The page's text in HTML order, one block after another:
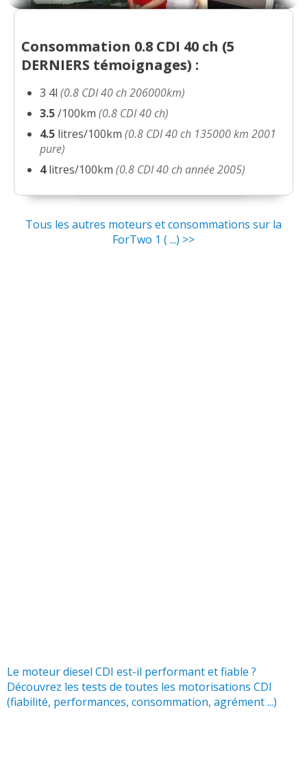
Consommation 0.8 CDI 40 ch (5
DERNIERS témoignages) :
3 4l(0.8 CDI 40 ch 206000km)
3.5/100km(0.8 CDI 40 ch)
4.5 litres/100km(0.8 CDI 40 ch 135000 km 2001
pure)
4litres/100km(0.8 CDI 40 ch année 2005)
Tous les autres moteurs et consommations sur la
ForTwo 1 ( ...) >>
Le moteur diesel CDI est-il performant et fiable ?
Découvrez les tests de toutes les motorisations CDI
(fiabilité, performances, consommation, agrément ...)